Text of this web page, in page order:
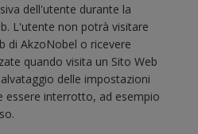
dell'utente durante la
L'utente non potrà visitare
di AkzoNobel o ricevere
quando visita un Sito Web
delle impostazioni
essere interrotto, ad esempio